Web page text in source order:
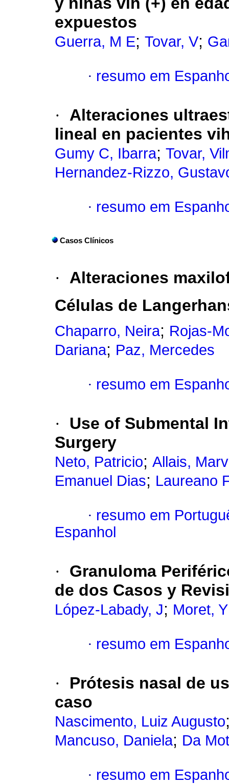
expuestos
Guerra, M E; Tovar, V;
· resumo em
·
Alteraciones
lineal en pacientes
Gumy C, Ibarra; Tovar,
Hernandez-Rizzo,
· resumo em
Casos Clínicos
·
Alteraciones
Células de
Chaparro, Neira; Rojas-
Dariana; Paz, Mercedes
· resumo em
·
Use of Submental
Surgery
Neto, Patricio; Allais,
Emanuel Dias; Laureano
· resumo em
Espanhol
·
Granuloma
de dos Casos y
López-Labady, J; Moret, Y
· resumo em
·
Prótesis nasal de
caso
Nascimento, Luiz Augusto
Mancuso, Daniela; Da
· resumo em